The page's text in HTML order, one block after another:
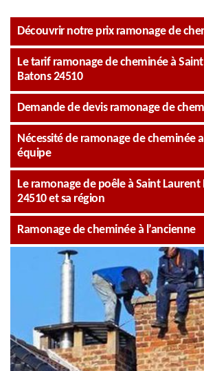
Découvrir notre prix ramonage de
Le tarif ramonage de cheminée à
Batons 24510
Demande de devis ramonage de
Nécessité de ramonage de cheminée
équipe
Le ramonage de poêle à Saint Laurent
24510 et sa région
Ramonage de cheminée à l’ancienne